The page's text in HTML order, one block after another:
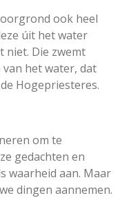
ook heel
úit het water
niet. Die zwemt
het water, dat
Hogepriesteres.
om te
gedachten en
waarheid aan. Maar
dingen aannemen.